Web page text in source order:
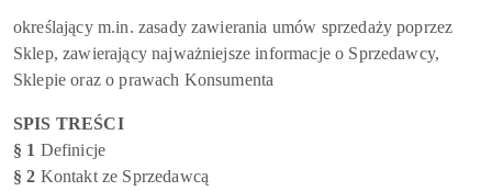
określający m.in. zasady zawierania umów sprzedaży poprzez
Sklep, zawierający najważniejsze informacje o Sprzedawcy,
Sklepie oraz o prawach Konsumenta
SPIS TREŚCI
§ 1 Definicje
§ 2 Kontakt ze Sprzedawcą